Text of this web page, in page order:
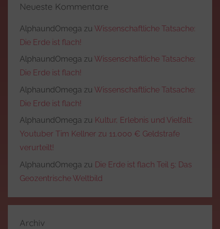
Neueste Kommentare
AlphaundOmega zu Wissenschaftliche Tatsache:
Die Erde ist flach!
AlphaundOmega zu Wissenschaftliche Tatsache:
Die Erde ist flach!
AlphaundOmega zu Wissenschaftliche Tatsache:
Die Erde ist flach!
AlphaundOmega zu Kultur, Erlebnis und Vielfalt:
Youtuber Tim Kellner zu 11.000 € Geldstrafe
verurteilt!
AlphaundOmega zu Die Erde ist flach Teil 5: Das
Geozentrische Weltbild
Archiv